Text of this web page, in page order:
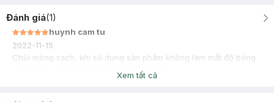
Đánh giá(1)
huynh cam tu
2022-11-15
Chùi móng sạch, khi sử dụng sản phẩm không làm mất độ bóng
Xem tất cả